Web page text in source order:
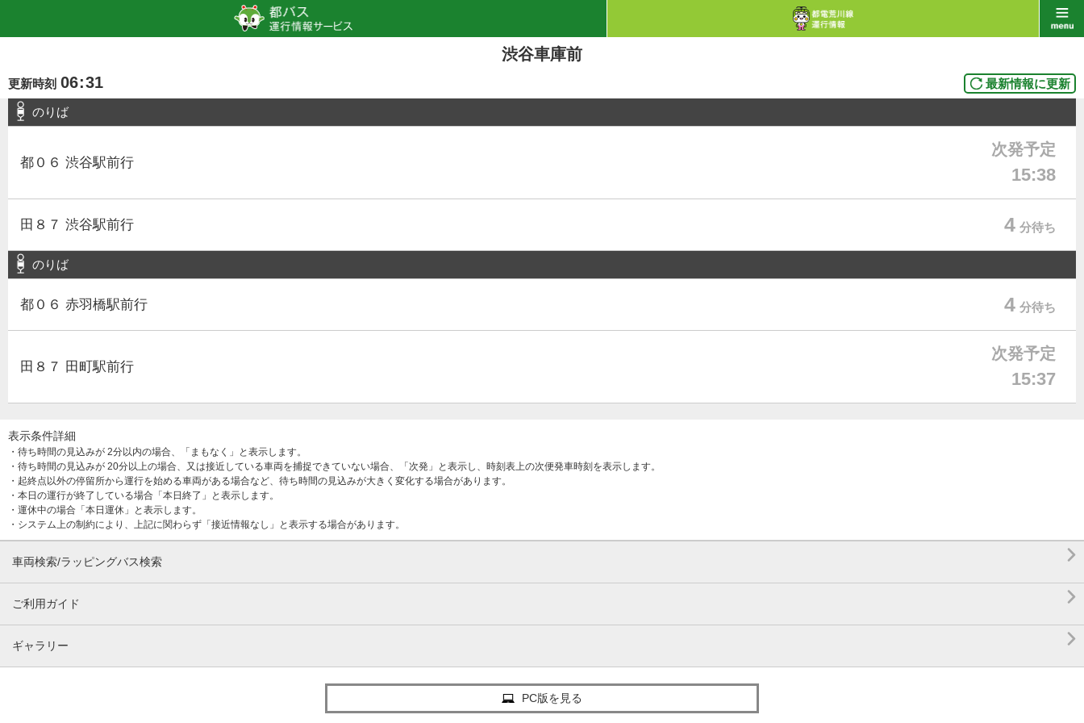
渋谷車庫前
更新時刻 06:31 最新情報に更新
のりば
都０６ 渋谷駅前行
次発予定
15:38
田８７ 渋谷駅前行 4 分待ち
のりば
都０６ 赤羽橋駅前行 4 分待ち
田８７ 田町駅前行
次発予定
15:37
表示条件詳細
・待ち時間の見込みが 2分以内の場合、「まもなく」と表示します。
・待ち時間の見込みが 20分以上の場合、又は接近している車両を捕捉できていない場合、「次発」と表示し、時刻表上の次便発車時刻を表示します。
・起終点以外の停留所から運行を始める車両がある場合など、待ち時間の見込みが大きく変化する場合があります。
・本日の運行が終了している場合「本日終了」と表示します。
・運休中の場合「本日運休」と表示します。
・システム上の制約により、上記に関わらず「接近情報なし」と表示する場合があります。
車両検索/ラッピングバス検索 
ご利用ガイド 
ギャラリー 
PC版を見る